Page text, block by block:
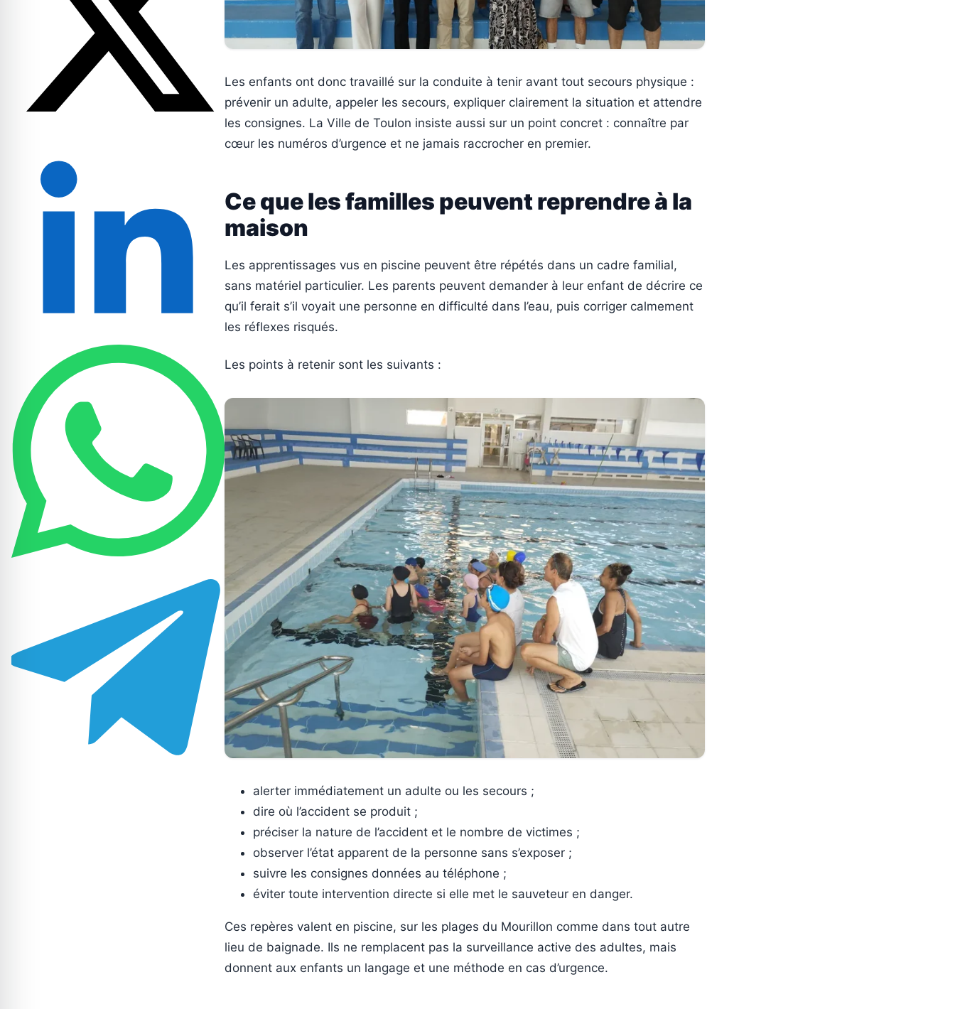
Les enfants ont donc travaillé sur la conduite à tenir avant tout secours physique :
prévenir un adulte, appeler les secours, expliquer clairement la situation et attendre
les consignes. La Ville de Toulon insiste aussi sur un point concret : connaître par
cœur les numéros d’urgence et ne jamais raccrocher en premier.
Ce que les familles peuvent reprendre à la
maison
Les apprentissages vus en piscine peuvent être répétés dans un cadre familial,
sans matériel particulier. Les parents peuvent demander à leur enfant de décrire ce
qu’il ferait s’il voyait une personne en difficulté dans l’eau, puis corriger calmement
les réflexes risqués.
Les points à retenir sont les suivants :
alerter immédiatement un adulte ou les secours ;
dire où l’accident se produit ;
préciser la nature de l’accident et le nombre de victimes ;
observer l’état apparent de la personne sans s’exposer ;
suivre les consignes données au téléphone ;
éviter toute intervention directe si elle met le sauveteur en danger.
Ces repères valent en piscine, sur les plages du Mourillon comme dans tout autre
lieu de baignade. Ils ne remplacent pas la surveillance active des adultes, mais
donnent aux enfants un langage et une méthode en cas d’urgence.